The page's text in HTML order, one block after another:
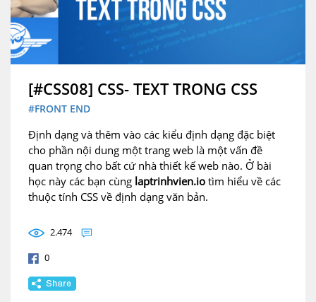
[#CSS08] CSS- TEXT TRONG CSS
#FRONT END
Định dạng và thêm vào các kiểu định dạng đặc biệt
cho phần nội dung một trang web là một vấn đề
quan trọng cho bất cứ nhà thiết kế web nào. Ở bài
học này các bạn cùng laptrinhvien.io tìm hiểu về các
thuộc tính CSS về định dạng văn bản.
2.474
0